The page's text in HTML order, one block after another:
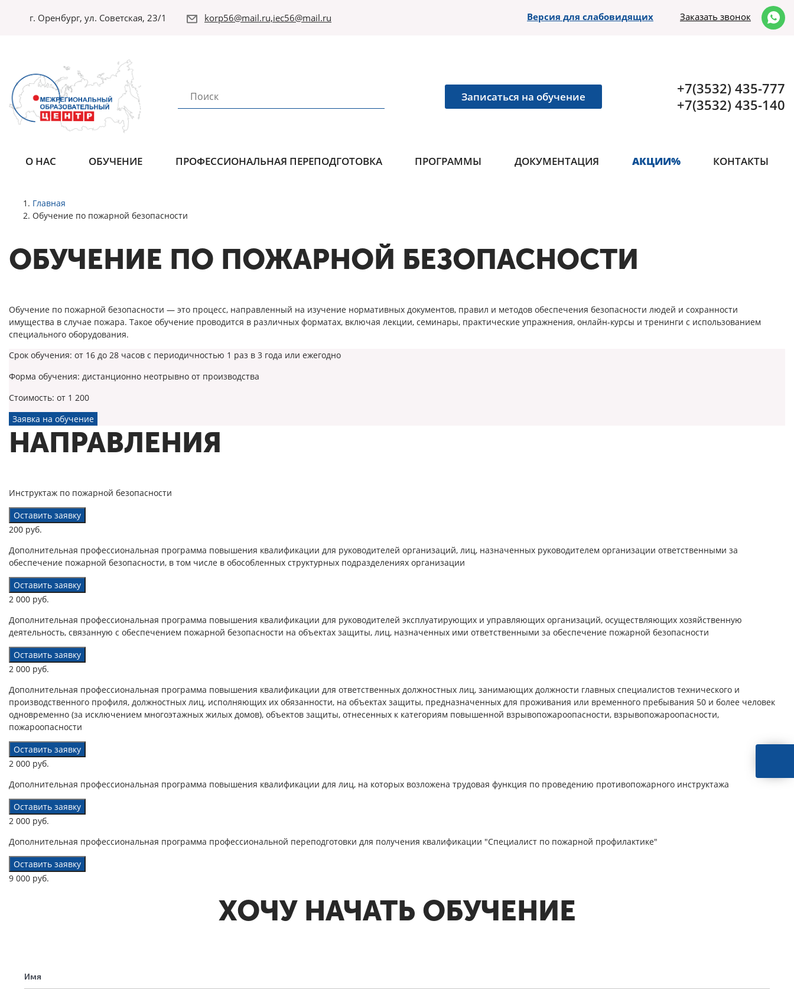
г. Оренбург, ул. Советская, 23/1 korp56@mail.ru,iec56@mail.ru Версия для слабовидящих Заказать звонок
Записаться на обучение
+7(3532) 435-777
+7(3532) 435-140
О НАС ОБУЧЕНИЕ ПРОФЕССИОНАЛЬНАЯ ПЕРЕПОДГОТОВКА ПРОГРАММЫ ДОКУМЕНТАЦИЯ АКЦИИ% КОНТАКТЫ
Главная
Обучение по пожарной безопасности
ОБУЧЕНИЕ ПО ПОЖАРНОЙ БЕЗОПАСНОСТИ
Обучение по пожарной безопасности — это процесс, направленный на изучение нормативных документов, правил и методов обеспечения безопасности людей и сохранности
имущества в случае пожара. Такое обучение проводится в различных форматах, включая лекции, семинары, практические упражнения, онлайн-курсы и тренинги с использованием
специального оборудования.
Срок обучения: от 16 до 28 часов с периодичностью 1 раз в 3 года или ежегодно
Форма обучения: дистанционно неотрывно от производства
Стоимость: от 1 200
Заявка на обучение
НАПРАВЛЕНИЯ
Инструктаж по пожарной безопасности
Оставить заявку
200 руб.
Дополнительная профессиональная программа повышения квалификации для руководителей организаций, лиц, назначенных руководителем организации ответственными за
обеспечение пожарной безопасности, в том числе в обособленных структурных подразделениях организации
Оставить заявку
2 000 руб.
Дополнительная профессиональная программа повышения квалификации для руководителей эксплуатирующих и управляющих организаций, осуществляющих хозяйственную
деятельность, связанную с обеспечением пожарной безопасности на объектах защиты, лиц, назначенных ими ответственными за обеспечение пожарной безопасности
Оставить заявку
2 000 руб.
Дополнительная профессиональная программа повышения квалификации для ответственных должностных лиц, занимающих должности главных специалистов технического и
производственного профиля, должностных лиц, исполняющих их обязанности, на объектах защиты, предназначенных для проживания или временного пребывания 50 и более человек
одновременно (за исключением многоэтажных жилых домов), объектов защиты, отнесенных к категориям повышенной взрывопожароопасности, взрывопожароопасности,
пожароопасности
Оставить заявку
2 000 руб.
Дополнительная профессиональная программа повышения квалификации для лиц, на которых возложена трудовая функция по проведению противопожарного инструктажа
Оставить заявку
2 000 руб.
Дополнительная профессиональная программа профессиональной переподготовки для получения квалификации "Специалист по пожарной профилактике"
Оставить заявку
9 000 руб.
ХОЧУ НАЧАТЬ ОБУЧЕНИЕ
Имя